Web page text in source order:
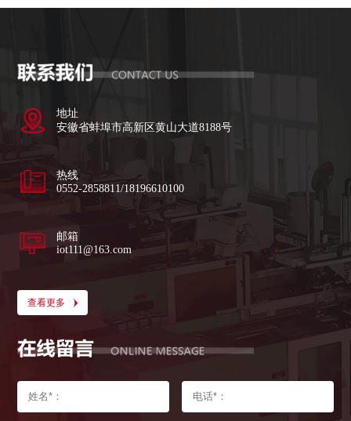
地址
安徽省蚌埠市高新区黄山大道8188号
热线
0552-2858811/18196610100
邮箱
iot111@163.com
查看更多